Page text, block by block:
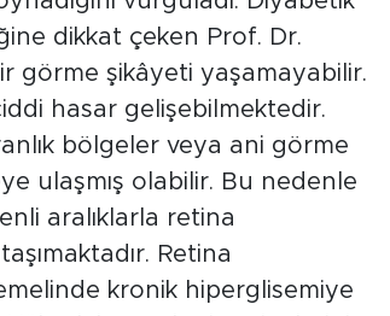
dikkat çeken Prof. Dr.
görme şikâyeti yaşamayabilir.
hasar gelişebilmektedir.
bölgeler veya ani görme
ulaşmış olabilir. Bu nedenle
aralıklarla retina
Retina
kronik hiperglisemiye